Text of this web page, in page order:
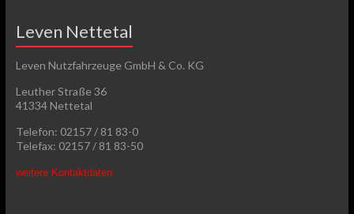
Leven Nettetal
Leven Nutzfahrzeuge GmbH & Co. KG
Leuther Straße 36
41334 Nettetal
Telefon: 02157 / 81 83-0
Telefax: 02157 / 81 83-50
weitere Kontaktdaten